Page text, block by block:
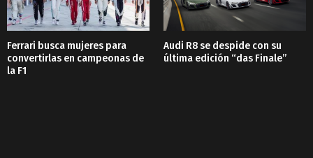
Ferrari busca mujeres para
convertirlas en campeonas de
la F1
Audi R8 se despide con su
última edición “das Finale”